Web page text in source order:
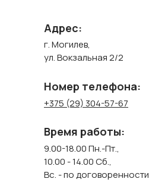
Адрес:
г. Могилев,
ул. Вокзальная 2/2
Время работы:
9.00-18.00 Пн.-Пт.,
10.00 - 14.00 Сб.,
Вс. - по договоренности
Номер телефона:
+375 (29) 304-57-67